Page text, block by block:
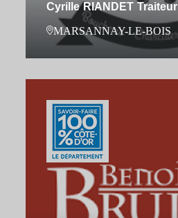
Cyrille RIANDET Traiteur
MARSANNAY-LE-BOIS